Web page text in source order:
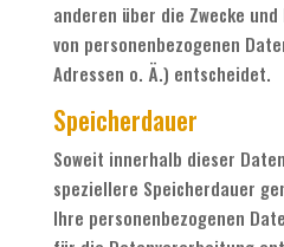
anderen über die Zwecke
von personenbezogenen
Adressen o. Ä.) entscheidet.
Speicherdauer
Soweit innerhalb dieser
speziellere Speicherdauer
Ihre personenbezogenen